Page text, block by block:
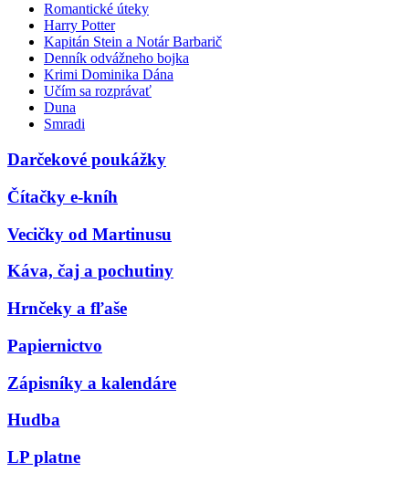
Romantické úteky
Harry Potter
Kapitán Stein a Notár Barbarič
Denník odvážneho bojka
Krimi Dominika Dána
Učím sa rozprávať
Duna
Smradi
Darčekové poukážky
Čítačky e-kníh
Vecičky od Martinusu
Káva, čaj a pochutiny
Hrnčeky a fľaše
Papiernictvo
Zápisníky a kalendáre
Hudba
LP platne